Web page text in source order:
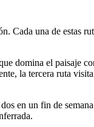
una de estas
domina el paisaje
la tercera ruta
en un fin de